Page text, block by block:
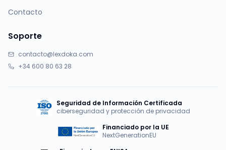
Contacto
Soporte
contacto@lexdoka.com
+34 600 80 63 28
Seguridad de Información Certificada
ciberseguridad y protección de privacidad
Financiado por la UE
NextGenerationEU